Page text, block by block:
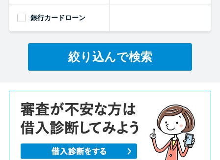
銀行カードローン
絞り込んで検索